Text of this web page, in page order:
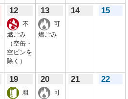
12
不
燃ごみ
（空缶・
空ビンを
除く）
13
可
燃ごみ
14 15
19
粗
20
可
21 22